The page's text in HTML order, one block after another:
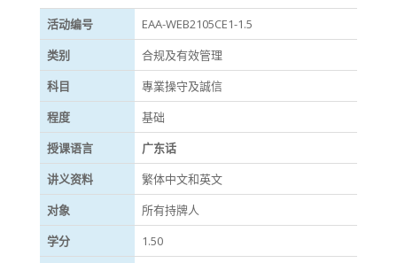
活动编号
EAA-WEB2105CE1-1.5
类别
合规及有效管理
科目
專業操守及誠信
程度
基础
授课语言
广东话
讲义资料
繁体中文和英文
对象
所有持牌人
学分
1.50